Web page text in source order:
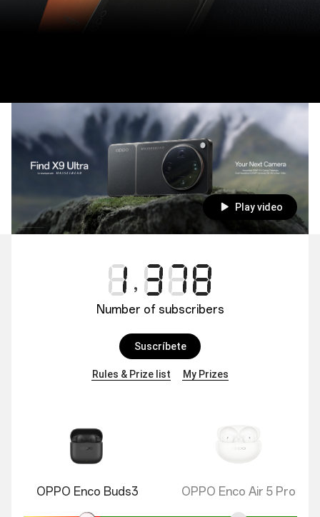
Play video
Number of subscribers
Suscríbete
Rules & Prize list My Prizes
OPPO Enco Buds3 OPPO Enco Air 5 Pro